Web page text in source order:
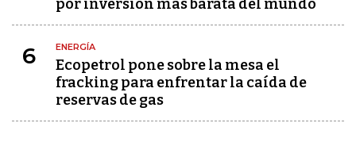
por inversión más barata del mundo
6 ENERGÍA
Ecopetrol pone sobre la mesa el
fracking para enfrentar la caída de
reservas de gas